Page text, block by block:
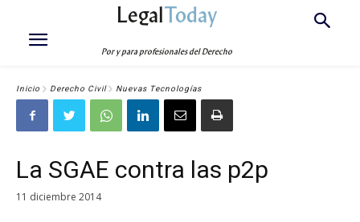
LegalToday
Por y para profesionales del Derecho
Inicio Derecho Civil Nuevas Tecnologías
La SGAE contra las p2p
11 diciembre 2014